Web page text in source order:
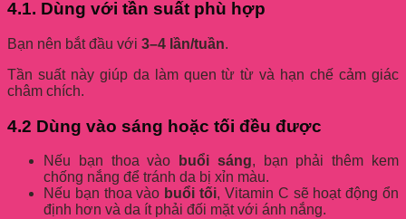
4.1. Dùng với tần suất phù hợp
Bạn nên bắt đầu với 3–4 lần/tuần.
Tần suất này giúp da làm quen từ từ và hạn chế cảm giác
châm chích.
4.2 Dùng vào sáng hoặc tối đều được
Nếu bạn thoa vào buổi sáng, bạn phải thêm kem
chống nắng để tránh da bị xỉn màu.
Nếu bạn thoa vào buổi tối, Vitamin C sẽ hoạt động ổn
định hơn và da ít phải đối mặt với ánh nắng.